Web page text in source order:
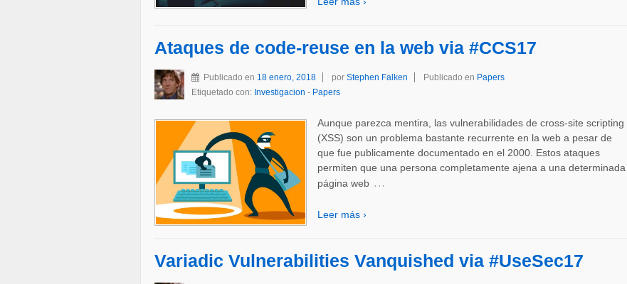
Ataques de code-reuse en la web via #CCS17
Publicado en 18 enero, 2018 por Stephen Falken Publicado en Papers
Etiquetado con: Investigacion - Papers
Aunque parezca mentira, las vulnerabilidades de cross-site scripting
(XSS) son un problema bastante recurrente en la web a pesar de
que fue publicamente documentado en el 2000. Estos ataques
permiten que una persona completamente ajena a una determinada
página web …
Leer más ›
Variadic Vulnerabilities Vanquished via #UseSec17